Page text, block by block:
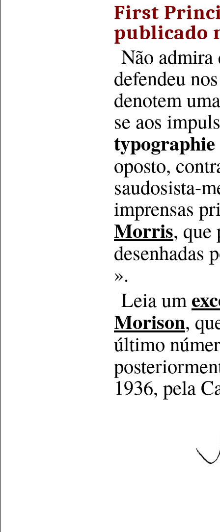
First
publicado
Não admira
defendeu
denotem
se aos
typographie
oposto,
saudosista-
imprensas
Morris, que
desenhadas
».
Leia um
Morison,
último
1936, pela